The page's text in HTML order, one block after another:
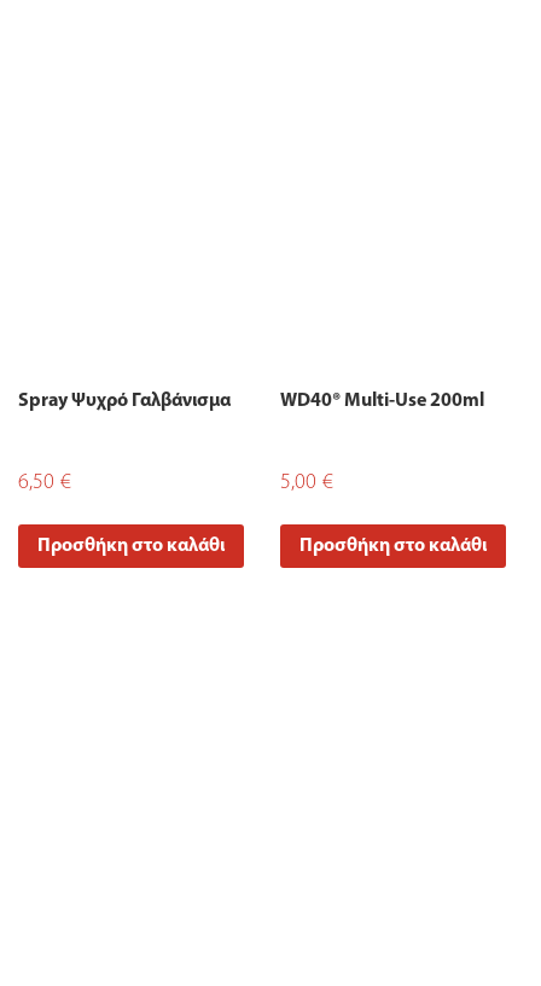
Spray Ψυχρό Γαλβάνισμα
6,50 €
Προσθήκη στο καλάθι
WD40® Multi-Use 200ml
5,00 €
Προσθήκη στο καλάθι